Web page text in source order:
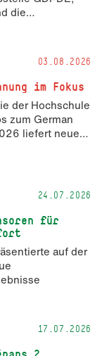
die
2026 den
an der
aus. Die
und bis
2026 möglich.
03.08.2026
im Fokus
der Hochschule
zum German
liefert neue
24.07.2026
für
auf der
17.07.2026